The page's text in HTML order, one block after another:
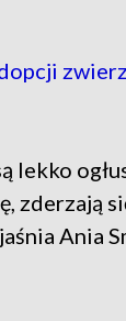
lekko
zderzają
Ania